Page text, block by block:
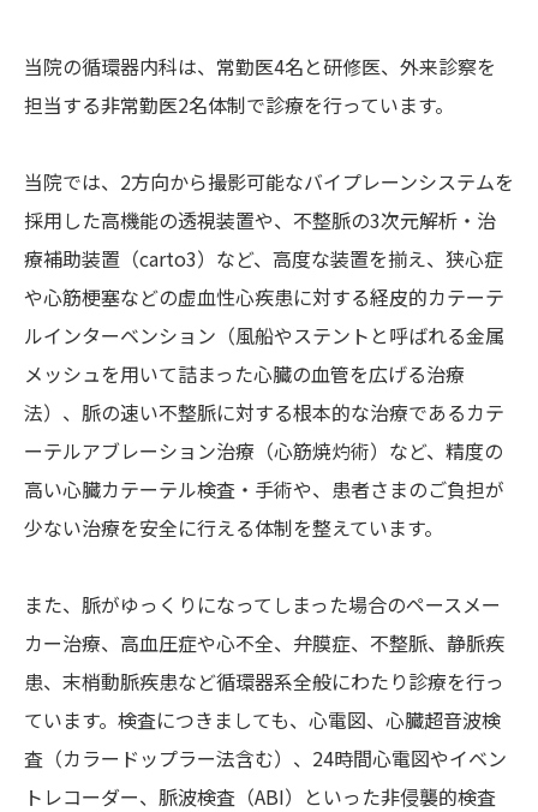
当院の循環器内科は、常勤医4名と研修医、外来診察を
担当する非常勤医2名体制で診療を行っています。
当院では、2方向から撮影可能なバイプレーンシステムを
採用した高機能の透視装置や、不整脈の3次元解析・治
療補助装置（carto3）など、高度な装置を揃え、狭心症
や心筋梗塞などの虚血性心疾患に対する経皮的カテーテ
ルインターベンション（風船やステントと呼ばれる金属
メッシュを用いて詰まった心臓の血管を広げる治療
法）、脈の速い不整脈に対する根本的な治療であるカテ
ーテルアブレーション治療（心筋焼灼術）など、精度の
高い心臓カテーテル検査・手術や、患者さまのご負担が
少ない治療を安全に行える体制を整えています。
また、脈がゆっくりになってしまった場合のペースメー
カー治療、高血圧症や心不全、弁膜症、不整脈、静脈疾
患、末梢動脈疾患など循環器系全般にわたり診療を行っ
ています。検査につきましても、心電図、心臓超音波検
査（カラードップラー法含む）、24時間心電図やイベン
トレコーダー、脈波検査（ABI）といった非侵襲的検査